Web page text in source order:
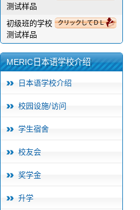
测试样品
クリックしてＤＬ
初级班的学校
测试样品
MERIC日本语学校介绍
日本语学校介绍
校园设施/访问
学生宿舍
校友会
奖学金
升学